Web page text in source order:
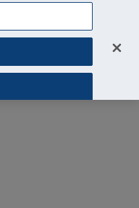
Accedi all'area riservata